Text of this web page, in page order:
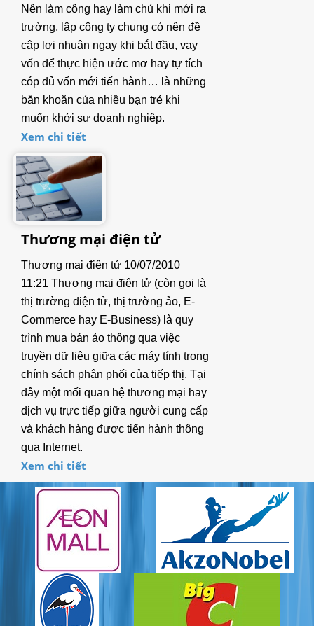
2.2. Cân tiểu ly, Cân phân tích
2.3. Cân đếm
2.4. Cân bàn
3. CÂN THƯƠNG MẠI (Commercial Scale)
4.1. Đầu cân cơ bản
4.2. Đầu cân có Relay In/Out, Analog Out
4.3. Đầu cân chống cháy nổ
4.4. Đầu cân chống nước
5. CẢM BIẾN TẢI (Load cell)
6. HỘP NỐI (Junction Box)
7. CÂN SỨC KHỎE
8. MÁY IN (Printer)
9. BẢNG LED
10. QUẢ CHUẨN
MÁY TÁCH MÀU
TIN TỨC
Thông tin công nghệ
Kinh doanh
DOWNLOAD
Nên làm công hay làm chủ khi mới ra
trường, lập công ty chung có nên đề
cập lợi nhuận ngay khi bắt đầu, vay
vốn để thực hiện ước mơ hay tự tích
cóp đủ vốn mới tiến hành… là những
băn khoăn của nhiều bạn trẻ khi
muốn khởi sự doanh nghiệp.
Xem chi tiết
Thương mại điện tử
Thương mại điện tử 10/07/2010
11:21 Thương mại điện tử (còn gọi là
thị trường điện tử, thị trường ảo, E-
Commerce hay E-Business) là quy
trình mua bán ảo thông qua việc
truyền dữ liệu giữa các máy tính trong
chính sách phân phối của tiếp thị. Tại
đây một mối quan hệ thương mại hay
dịch vụ trực tiếp giữa người cung cấp
và khách hàng được tiến hành thông
qua Internet.
Xem chi tiết